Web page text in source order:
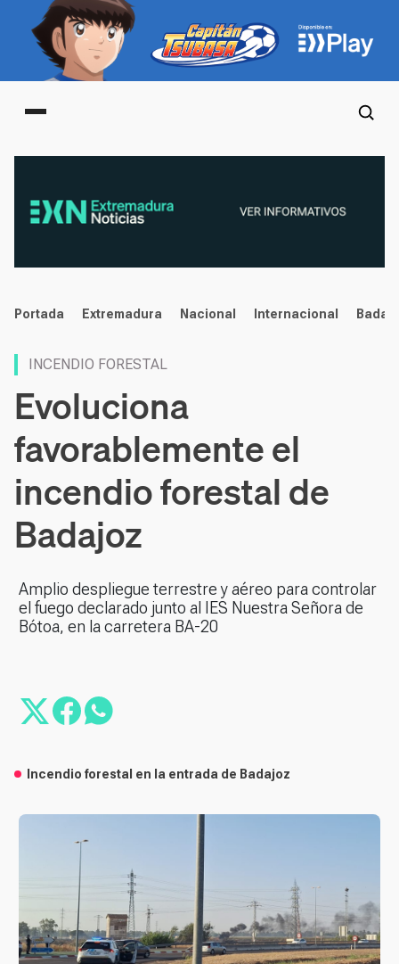
Main menu
noticias
Portada Extremadura Nacional Internacional
INCENDIO FORESTAL
Evoluciona
favorablemente el
incendio forestal de
Badajoz
Amplio despliegue terrestre y aéreo para controlar
el fuego declarado junto al IES Nuestra Señora de
Bótoa, en la carretera BA-20
Incendio forestal en la entrada de Badajoz